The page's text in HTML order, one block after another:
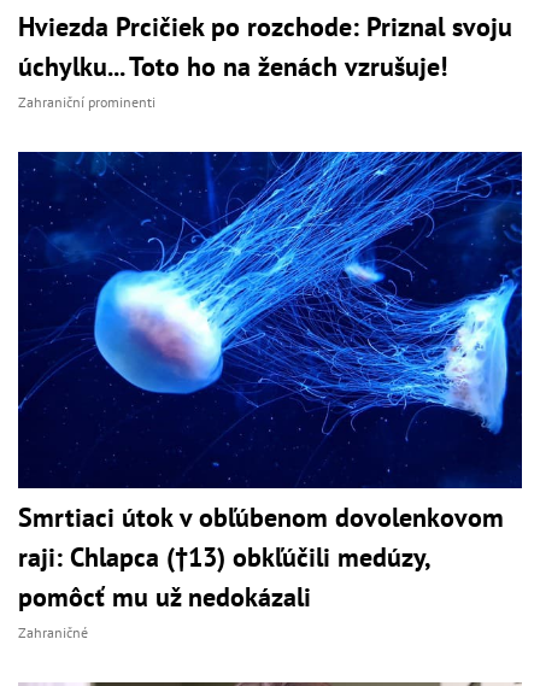
Hviezda Prcičiek po rozchode: Priznal svoju
úchylku... Toto ho na ženách vzrušuje!
Zahraniční prominenti
Smrtiaci útok v obľúbenom dovolenkovom
raji: Chlapca (†13) obkľúčili medúzy,
pomôcť mu už nedokázali
Zahraničné